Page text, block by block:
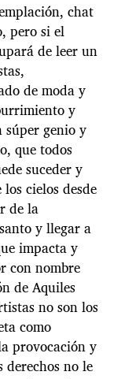
chat
pero si el
de leer un
de moda y
y
súper genio y
que todos
suceder y
cielos desde
de la
y llegar a
impacta y
con nombre
de Aquiles
no son los
como
provocación y
derechos no le